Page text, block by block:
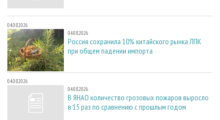
04.08.2026
04.08.2026
Россия сохранила 10% китайского рынка ЛПК
при общем падении импорта
04.08.2026
04.08.2026
В ЯНАО количество грозовых пожаров выросло
в 15 раз по сравнению с прошлым годом